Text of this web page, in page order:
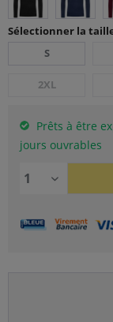
Sélectionner la
S
2XL
Prêts à être
jours ouvrables